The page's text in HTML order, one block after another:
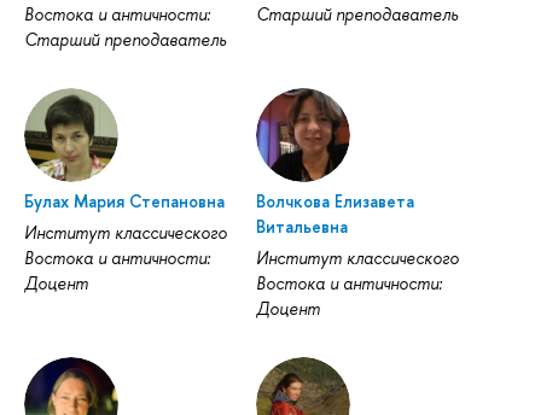
Востока и античности:
Старший преподаватель
Старший преподаватель
Булах Мария Степановна
Институт классического
Востока и античности:
Доцент
Волчкова Елизавета
Витальевна
Институт классического
Востока и античности:
Доцент